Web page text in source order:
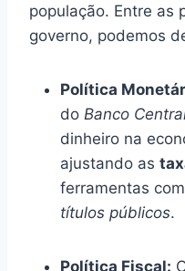
população. Entre as
governo, podemos
Política
do Banco
dinheiro na
ajustando as
ferramentas
títulos públicos.
Política Fiscal: